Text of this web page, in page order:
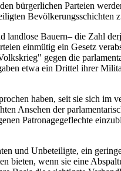
bürgerlichen Parteien
Bevölkerungsschichten
landlose Bauern– die Zahl
einmütig ein Gesetz
gegen die
etwa ein Drittel ihrer
haben, seit sie sich im
Ansehen der
Patronagegeflechte
und Unbeteiligte, ein
bieten, wenn sie eine